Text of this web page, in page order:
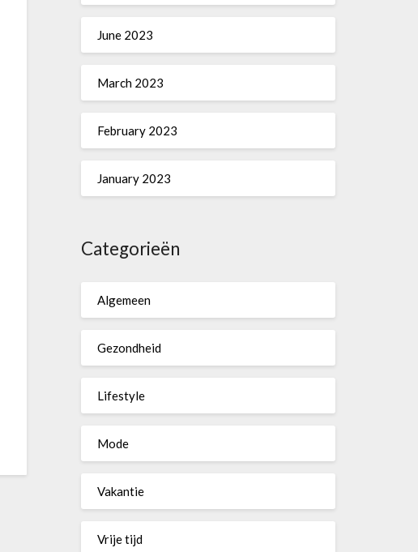
June 2023
March 2023
February 2023
January 2023
Categorieën
Algemeen
Gezondheid
Lifestyle
Mode
Vakantie
Vrije tijd